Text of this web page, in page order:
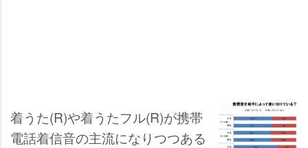
着うた(R)や着うたフル(R)が携帯
電話着信音の主流になりつつある